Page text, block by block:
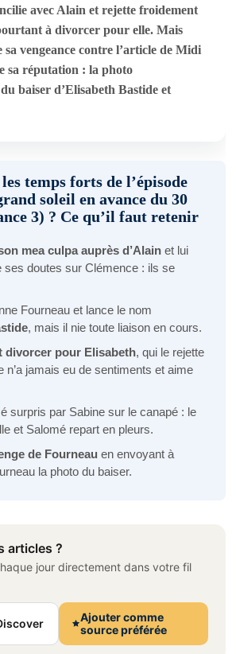
avec Alain et rejette froidement
à divorcer pour elle. Mais
sa vengeance contre l’article de Midi
sa réputation : la photo
baiser d’Elisabeth Bastide et
temps forts de l’épisode
soleil en avance du 30
3) ? Ce qu’il faut retenir
mea culpa auprès d’Alain et lui
ses doutes sur Clémence : ils se
Fourneau et lance le nom
, mais il nie toute liaison en cours.
divorcer pour Elisabeth, qui le rejette
n’a jamais eu de sentiments et aime
surpris par Sabine sur le canapé : le
et Salomé repart en pleurs.
de Fourneau en envoyant à
la photo du baiser.
articles ?
jour directement dans votre fil
Ajouter comme
source préférée